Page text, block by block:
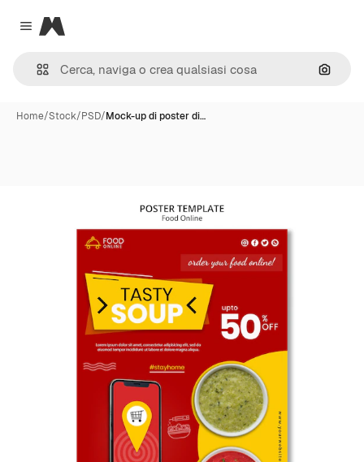
Close menu
Magnific
Cerca
Home/Stock/PSD/Mock-up di poster di…